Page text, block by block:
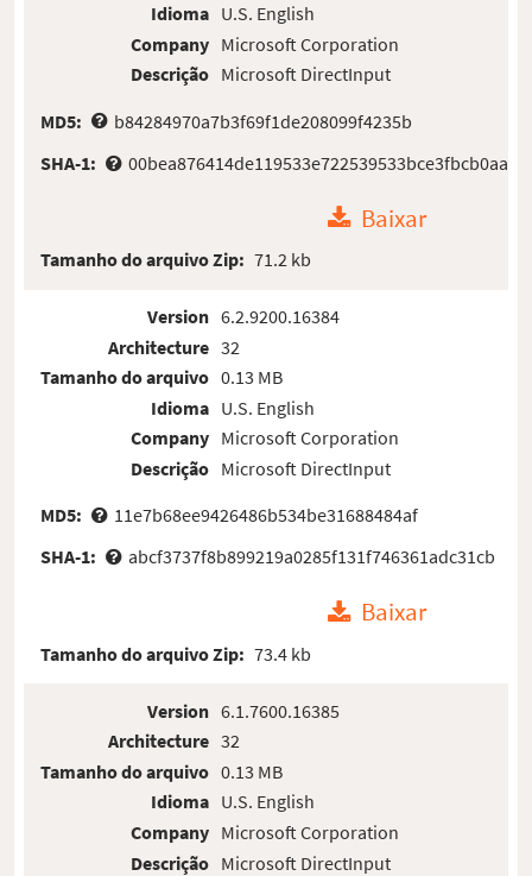
Idioma
Company
Descrição
U.S. English
Microsoft Corporation
Microsoft DirectInput
MD5:
b84284970a7b3f69f1de208099f4235b
SHA-1:
00bea876414de119533e722539533bce3fbcb0aa
Baixar
Tamanho do arquivo Zip: 71.2 kb
Version
Architecture
Tamanho do arquivo
Idioma
Company
Descrição
6.2.9200.16384
32
0.13 MB
U.S. English
Microsoft Corporation
Microsoft DirectInput
MD5:
11e7b68ee9426486b534be31688484af
SHA-1:
abcf3737f8b899219a0285f131f746361adc31cb
Baixar
Tamanho do arquivo Zip: 73.4 kb
Version
Architecture
Tamanho do arquivo
Idioma
Company
Descrição
6.1.7600.16385
32
0.13 MB
U.S. English
Microsoft Corporation
Microsoft DirectInput